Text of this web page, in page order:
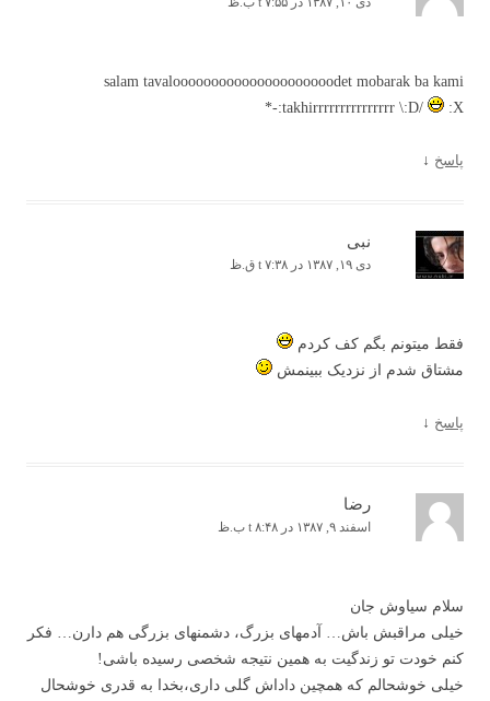
salam tavalooooooooooooooooooooodet mobarak ba kami
takhirrrrrrrrrrrrrrr \:D/
:X:-*
پاسخ ↓
نبی
دی ۱۹, ۱۳۸۷ در t ۷:۳۸ ق.ظ
فقط میتونم بگم کف کردم
مشتاق شدم از نزدیک ببینمش
پاسخ ↓
رضا
اسفند ۹, ۱۳۸۷ در t ۸:۴۸ ب.ظ
سلام سیاوش جان
خیلی مراقبش باش… آدمهای بزرگ، دشمنهای بزرگی هم دارن… فکر
کنم خودت تو زندگیت به همین نتیجه شخصی رسیده باشی!
خیلی خوشحالم که همچین داداش گلی داری،بخدا به قدری خوشحال